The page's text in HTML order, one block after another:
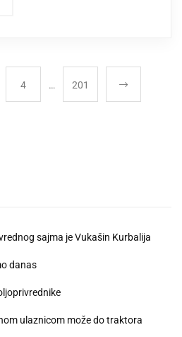
4 … 201
sajma je Vukašin Kurbalija
danas
ulaznicom može do traktora